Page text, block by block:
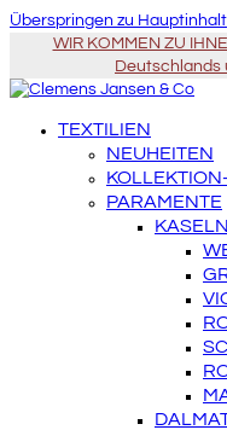
Überspringen zu Hauptinhalt
WIR KOMMEN ZU
Deutschlands
TEXTILIEN
NEUHEITEN
PARAMENTE
KASELN